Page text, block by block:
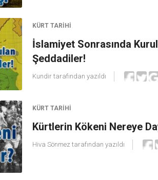
KÜRT TARIHI
İslamiyet Sonrasında
Şeddadiler!
Kundir tarafından yazıldı
KÜRT TARIHI
Kürtlerin Kökeni Nereye
Hiva Sönmez tarafından yazıldı